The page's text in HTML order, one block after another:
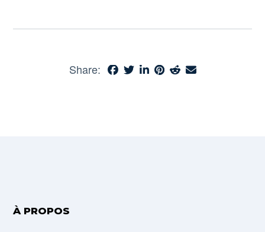
Share:
À PROPOS